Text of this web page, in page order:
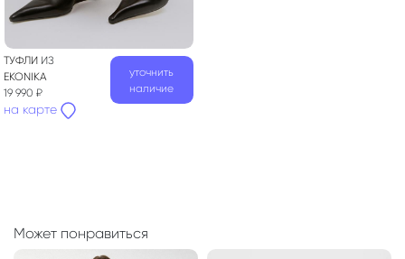
ТУФЛИ ИЗ
EKONIKA
19 990 ₽
на карте
уточнить
наличие
Может понравиться